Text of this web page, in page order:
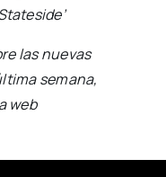
las nuevas
semana,
web